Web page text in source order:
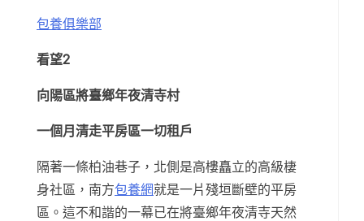
包養俱樂部
看望2
向陽區將臺鄉年夜清寺村
一個月清走平房區一切租戶
隔著一條柏油巷子，北側是高樓矗立的高級棲
身社區，南方包養網就是一片殘垣斷壁的平房
區。這不和諧的一幕已在將臺鄉年夜清寺天然